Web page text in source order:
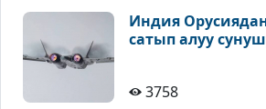
Индия
сатып алуу
3758